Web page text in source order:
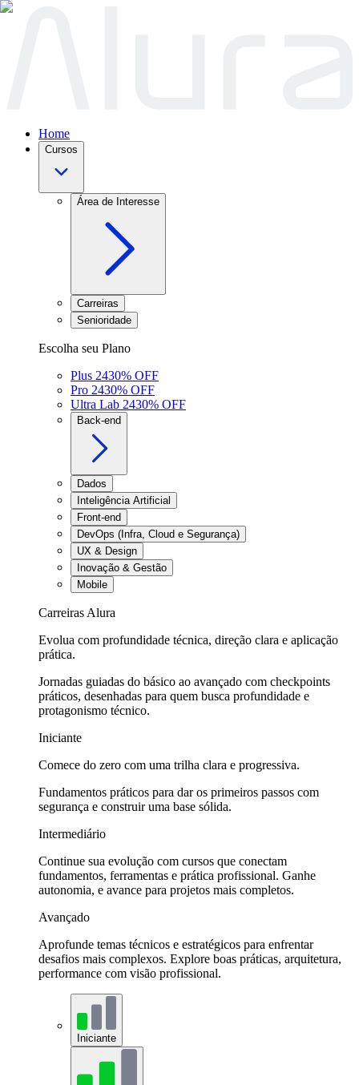
Home
Cursos
Área de Interesse
Carreiras
Senioridade
Escolha seu Plano
Plus 2430% OFF
Pro 2430% OFF
Ultra Lab 2430% OFF
Back-end
Dados
Inteligência Artificial
Front-end
DevOps (Infra, Cloud e Segurança)
UX & Design
Inovação & Gestão
Mobile
Carreiras Alura
Evolua com profundidade técnica, direção clara e aplicação
prática.
Jornadas guiadas do básico ao avançado com checkpoints
práticos, desenhadas para quem busca profundidade e
protagonismo técnico.
Iniciante
Comece do zero com uma trilha clara e progressiva.
Fundamentos práticos para dar os primeiros passos com
segurança e construir uma base sólida.
Intermediário
Continue sua evolução com cursos que conectam
fundamentos, ferramentas e prática profissional. Ganhe
autonomia, e avance para projetos mais completos.
Avançado
Aprofunde temas técnicos e estratégicos para enfrentar
desafios mais complexos. Explore boas práticas, arquitetura,
performance com visão profissional.
Iniciante